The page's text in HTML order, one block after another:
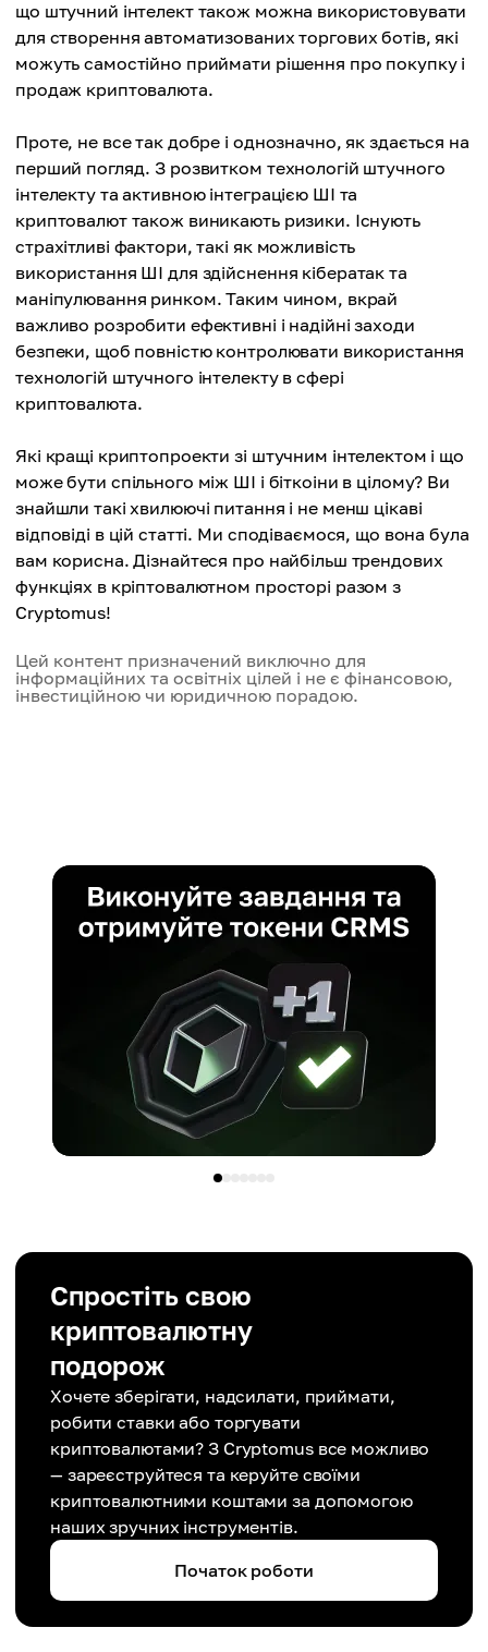
що штучний інтелект також можна використовувати
для створення автоматизованих торгових ботів, які
можуть самостійно приймати рішення про покупку і
продаж криптовалюта.
Проте, не все так добре і однозначно, як здається на
перший погляд. З розвитком технологій штучного
інтелекту та активною інтеграцією ШІ та
криптовалют також виникають ризики. Існують
страхітливі фактори, такі як можливість
використання ШІ для здійснення кібератак та
маніпулювання ринком. Таким чином, вкрай
важливо розробити ефективні і надійні заходи
безпеки, щоб повністю контролювати використання
технологій штучного інтелекту в сфері
криптовалюта.
Які кращі криптопроекти зі штучним інтелектом і що
може бути спільного між ШІ і біткоіни в цілому? Ви
знайшли такі хвилюючі питання і не менш цікаві
відповіді в цій статті. Ми сподіваємося, що вона була
вам корисна. Дізнайтеся про найбільш трендових
функціях в кріптовалютном просторі разом з
Cryptomus!
Цей контент призначений виключно для
інформаційних та освітніх цілей і не є фінансовою,
інвестиційною чи юридичною порадою.
Спростіть свою
криптовалютну
подорож
Хочете зберігати, надсилати, приймати,
робити ставки або торгувати
криптовалютами? З Cryptomus все можливо
— зареєструйтеся та керуйте своїми
криптовалютними коштами за допомогою
наших зручних інструментів.
Початок роботи